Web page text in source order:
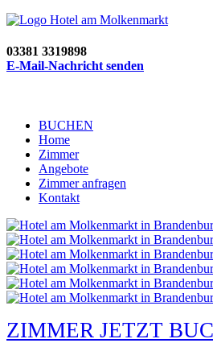
03381 3319898
E-Mail-Nachricht senden
BUCHEN
Home
Zimmer
Angebote
Zimmer anfragen
Kontakt
ZIMMER JETZT